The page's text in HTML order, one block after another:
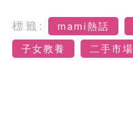
標籤: mami熱話
子女教養
二手市場